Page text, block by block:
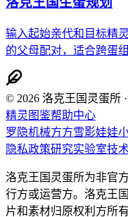
输入起始亲代和目标精
的父母配对，适合跨蛋
© 2026 洛克王国灵蛋所
精灵图鉴帮助中心
罗隐机械方方雪影娃娃
隐私政策研究实验室技
洛克王国灵蛋所为非官
行方或运营方。洛克王
片和素材归原权利方所